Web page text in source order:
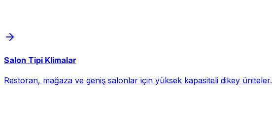
Salon Tipi Klimalar
Restoran, mağaza ve geniş salonlar için yüksek kapasiteli dikey üniteler.